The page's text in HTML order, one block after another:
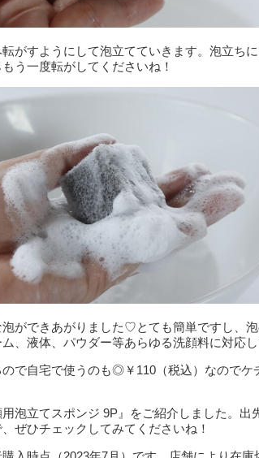
がすようにして泡立てていきます。泡立ち
う一度転がしてくださいね！
ができあがりました♡とても簡単ですし、
、液体、パウダー等あらゆる洗顔料に対応し
で自宅で使うのも◎￥110（税込）なのでケ
泡立てスポンジ 9P』をご紹介しました。出
ぜひチェックしてみてくださいね！